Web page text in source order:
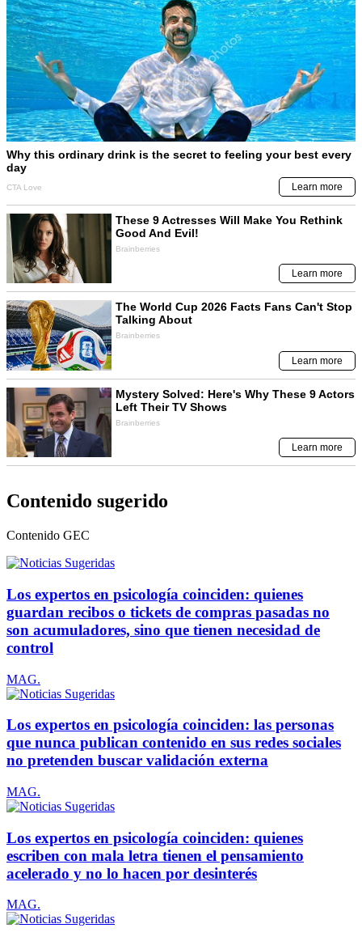
Contenido sugerido
Contenido GEC
Los expertos en psicología coinciden: quienes
guardan recibos o tickets de compras pasadas no
son acumuladores, sino que tienen necesidad de
control
MAG.
Los expertos en psicología coinciden: las personas
que nunca publican contenido en sus redes sociales
no pretenden buscar validación externa
MAG.
Los expertos en psicología coinciden: quienes
escriben con mala letra tienen el pensamiento
acelerado y no lo hacen por desinterés
MAG.